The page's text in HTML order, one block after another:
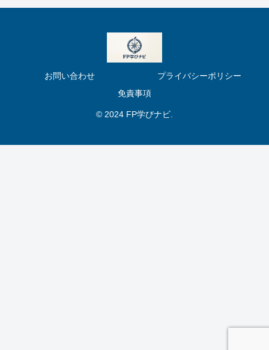
お問い合わせ
プライバシーポリシー
免責事項
© 2024 FP学びナビ.